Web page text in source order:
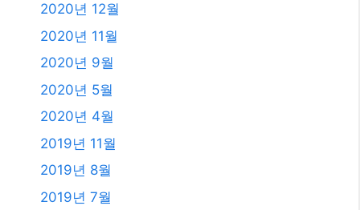
2020년 12월
2020년 11월
2020년 9월
2020년 5월
2020년 4월
2019년 11월
2019년 8월
2019년 7월